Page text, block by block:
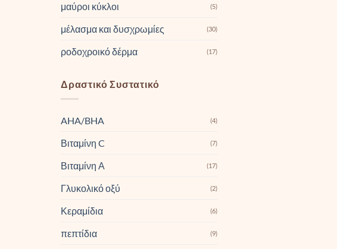
μαύροι κύκλοι (5)
μέλασμα και δυσχρωμίες (30)
ροδοχροικό δέρμα (17)
Δραστικό Συστατικό
AHA/BHA (4)
Βιταμίνη C (7)
Βιταμίνη Α (17)
Γλυκολικό οξύ (2)
Κεραμίδια (6)
πεπτίδια (9)